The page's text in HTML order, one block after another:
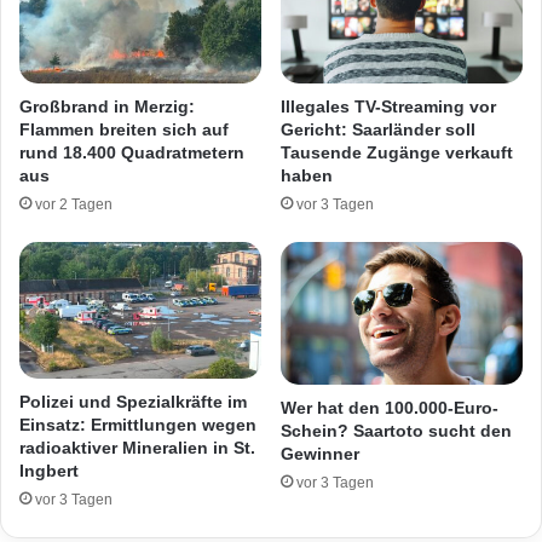
a
u
f
l
u
R
u
p
p
"
i
n
B
u
r
c
h
i
d
l
n
k
i
n
d
e
r
l
e
i
Großbrand in Merzig:
Flammen breiten sich auf
rund 18.400 Quadratmetern
aus
vor 2 Tagen
Illegales TV-Streaming vor
Gericht: Saarländer soll
Tausende Zugänge verkauft
haben
vor 3 Tagen
Polizei und Spezialkräfte im
Einsatz: Ermittlungen wegen
radioaktiver Mineralien in St.
Ingbert
vor 3 Tagen
Wer hat den 100.000-Euro-
Schein? Saartoto sucht den
Gewinner
vor 3 Tagen